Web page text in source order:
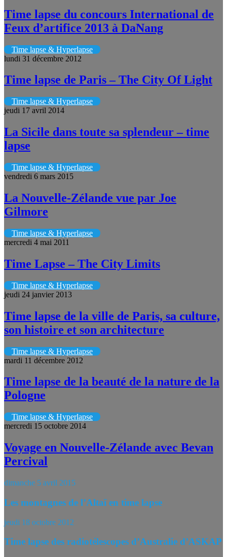
Time lapse du concours International de
Feux d’artifice 2013 à DaNang
Time lapse & Hyperlapse
lundi 31 décembre 2012
Time lapse de Paris – The City Of Light
Time lapse & Hyperlapse
jeudi 17 avril 2014
La Sicile dans toute sa splendeur – time
lapse
Time lapse & Hyperlapse
vendredi 6 mars 2015
La Nouvelle-Zélande vue par Joe
Gilmore
Time lapse & Hyperlapse
mercredi 4 mai 2011
Time Lapse – The City Limits
Time lapse & Hyperlapse
jeudi 24 janvier 2013
Time lapse de la ville de Paris, sa culture,
son histoire et son architecture
Time lapse & Hyperlapse
mardi 11 décembre 2012
Time lapse de la beauté de la nature de la
Pologne
Time lapse & Hyperlapse
mercredi 15 octobre 2014
Voyage en Nouvelle-Zélande avec Bevan
Percival
dimanche 5 avril 2015
Les montagnes de l’Altaï en time lapse
jeudi 18 octobre 2012
Time lapse des radiotélescopes d’Australie d’ASKAP